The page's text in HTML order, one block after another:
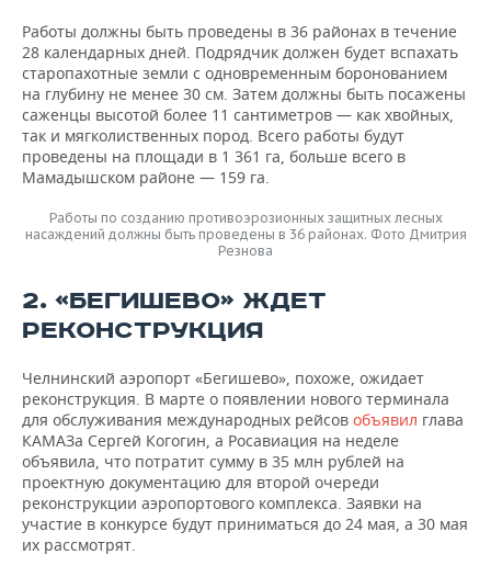
ВОДНЫЕ ВИДЫ СПОРТА
ХОККЕЙ С МЯЧОМ
ОБРАЗОВАНИЕ
ПРОИСШЕСТВИЯ
Работы должны быть проведены в 36 районах в течение
28 календарных дней. Подрядчик должен будет вспахать
старопахотные земли с одновременным боронованием
на глубину не менее 30 см. Затем должны быть посажены
саженцы высотой более 11 сантиметров — как хвойных,
так и мягколиственных пород. Всего работы будут
проведены на площади в 1 361 га, больше всего в
Мамадышском районе — 159 га.
Работы по созданию противоэрозионных защитных лесных
насаждений должны быть проведены в 36 районах. Фото Дмитрия
Резнова
2. «БЕГИШЕВО» ЖДЕТ
РЕКОНСТРУКЦИЯ
Челнинский аэропорт «Бегишево», похоже, ожидает
реконструкция. В марте о появлении нового терминала
для обслуживания международных рейсов объявил глава
КАМАЗа Сергей Когогин, а Росавиация на неделе
объявила, что потратит сумму в 35 млн рублей на
проектную документацию для второй очереди
реконструкции аэропортового комплекса. Заявки на
участие в конкурсе будут приниматься до 24 мая, а 30 мая
их рассмотрят.